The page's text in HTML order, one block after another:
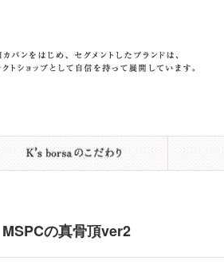
MSPCの真骨頂ver2